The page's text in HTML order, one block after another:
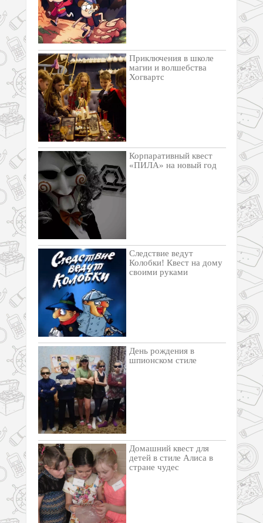
Приключения в школе
магии и волшебства
Хогвартс
Корпаративный квест
«ПИЛА» на новый год
Следствие ведут
Колобки! Квест на дому
своими руками
День рождения в
шпионском стиле
Домашний квест для
детей в стиле Алиса в
стране чудес